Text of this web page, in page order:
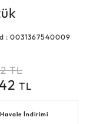
: 0031367540009
TL
TL
Havale İndirimi